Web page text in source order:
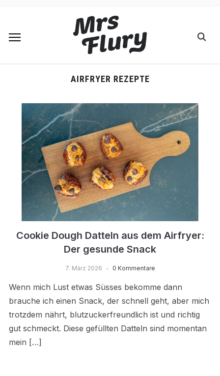
AIRFRYER REZEPTE
Cookie Dough Datteln aus dem Airfryer:
Der gesunde Snack
7. März 2026 0 Kommentare
Wenn mich Lust etwas Süsses bekomme dann
brauche ich einen Snack, der schnell geht, aber mich
trotzdem nährt, blutzuckerfreundlich ist und richtig
gut schmeckt. Diese gefüllten Datteln sind momentan
mein […]